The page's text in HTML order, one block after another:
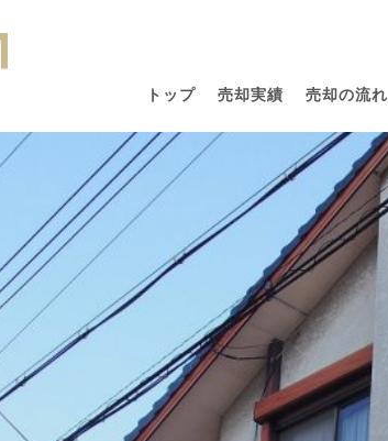
トップ 売却実績 売却の流れ